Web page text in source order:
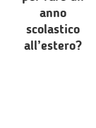
anno
scolastico
all’estero?